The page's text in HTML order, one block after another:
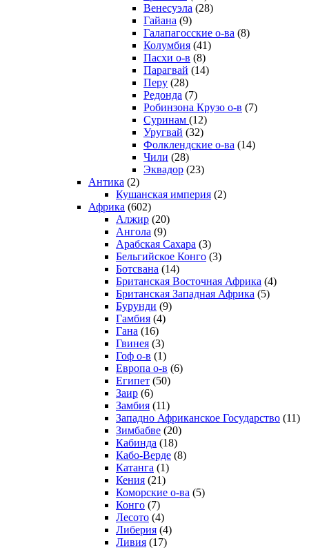
Венесуэла (28)
Гайана (9)
Галапагосские о-ва (8)
Колумбия (41)
Пасхи о-в (8)
Парагвай (14)
Перу (28)
Редонда (7)
Робинзона Крузо о-в (7)
Суринам (12)
Уругвай (32)
Фолклендские о-ва (14)
Чили (28)
Эквадор (23)
Антика (2)
Кушанская империя (2)
Африка (602)
Алжир (20)
Ангола (9)
Арабская Сахара (3)
Бельгийское Конго (3)
Ботсвана (14)
Британская Восточная Африка (4)
Британская Западная Африка (5)
Бурунди (9)
Гамбия (4)
Гана (16)
Гвинея (3)
Гоф о-в (1)
Европа о-в (6)
Египет (50)
Заир (6)
Замбия (11)
Западно Африканское Государство (11)
Зимбабве (20)
Кабинда (18)
Кабо-Верде (8)
Катанга (1)
Кения (21)
Коморcкие о-ва (5)
Конго (7)
Лесото (4)
Либерия (4)
Ливия (17)